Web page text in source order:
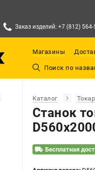
Заказ изделий: +7 (812) 564-
Магазины
Каталог
Станок
Бесплатная